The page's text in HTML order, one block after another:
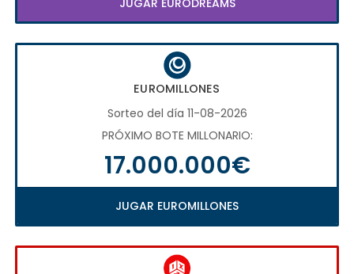
JUGAR EURODREAMS
EUROMILLONES
Sorteo del día 11-08-2026
PRÓXIMO BOTE MILLONARIO:
17.000.000€
JUGAR EUROMILLONES